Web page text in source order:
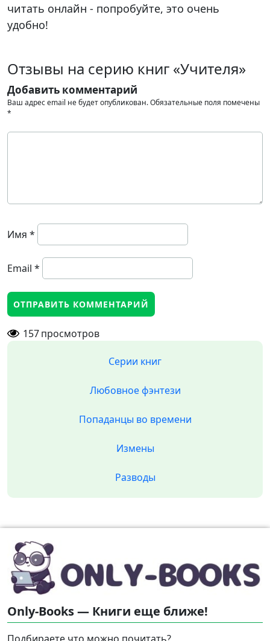
читать онлайн - попробуйте, это очень
удобно!
Отзывы на серию книг «Учителя»
Добавить комментарий
Ваш адрес email не будет опубликован.Обязательные поля помечены
*
Имя *
Email *
157просмотров
Серии книг
Любовное фэнтези
Попаданцы во времени
Измены
Разводы
Only-Books — Книги еще ближе!